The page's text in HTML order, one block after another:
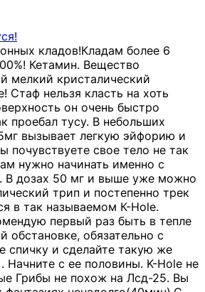
кладов!Кладам более 6
Кетамин. Вещество
мелкий кристалический
Стаф нельзя класть на хоть
он очень быстро
проебал тусу. В небольших
вызывает легкую эйфорию и
почувствуете свое тело не так
нужно начинать именно с
В дозах 50 мг и выше уже можно
трип и постепенно трек
в так называемом К-Hole.
первый раз быть в тепле
обстановке, обязательно с
спичку и сделайте такую же
Начните с ее половины. K-Hole не
Грибы не похож на Лсд-25. Вы